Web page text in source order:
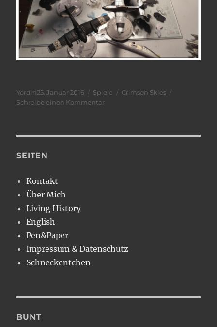
YordinVeröffentlicht
am
25. Januar 2016 Kategorien
Spiele Schlagwörter
Crimson Skies
Schreibe einen Kommentarzu
SEITEN
Kontakt
Über Mich
Living History
English
Pen&Paper
Impressum & Datenschutz
Schneckentchen
BUNT